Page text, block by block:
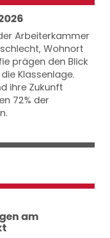
Arbeiterkammer
Wohnort
prägen den Blick
Klassenlage.
ihre Zukunft
72% der
am